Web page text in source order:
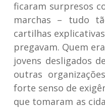
ficaram surpresos
marchas – tudo
cartilhas
pregavam. Quem
jovens desligados
outras
forte senso de
que tomaram as